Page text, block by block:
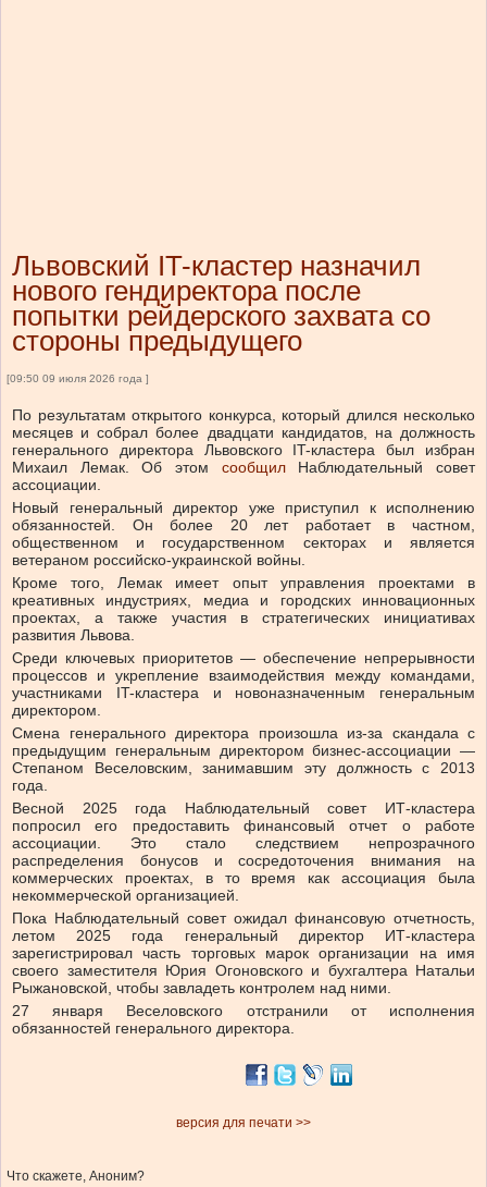
Львовский IT-кластер назначил
нового гендиректора после
попытки рейдерского захвата со
стороны предыдущего
[09:50 09 июля 2026 года ]
По результатам открытого конкурса, который длился несколько
месяцев и собрал более двадцати кандидатов, на должность
генерального директора Львовского IT-кластера был избран
Михаил Лемак.
Об этом сообщилНаблюдательный совет
ассоциации.
Новый генеральный директор уже приступил к исполнению
обязанностей. Он более 20 лет работает в частном,
общественном и государственном секторах и является
ветераном российско-украинской войны.
Кроме того, Лемак имеет опыт управления проектами в
креативных индустриях, медиа и городских инновационных
проектах, а также участия в стратегических инициативах
развития Львова.
Среди ключевых приоритетов — обеспечение непрерывности
процессов и укрепление взаимодействия между командами,
участниками IT-кластера и новоназначенным генеральным
директором.
Смена генерального директора произошла из-за скандала с
предыдущим генеральным директором бизнес-ассоциации —
Степаном Веселовским, занимавшим эту должность с 2013
года.
Весной 2025 года Наблюдательный совет ИТ-кластера
попросил его предоставить финансовый отчет о работе
ассоциации. Это стало следствием непрозрачного
распределения бонусов и сосредоточения внимания на
коммерческих проектах, в то время как ассоциация была
некоммерческой организацией.
Пока Наблюдательный совет ожидал финансовую отчетность,
летом 2025 года генеральный директор ИТ-кластера
зарегистрировал часть торговых марок организации на имя
своего заместителя Юрия Огоновского и бухгалтера Натальи
Рыжановской, чтобы завладеть контролем над ними.
27 января Веселовского
отстранили
от исполнения
обязанностей генерального директора.
версия для печати >>
Что скажете, Аноним?